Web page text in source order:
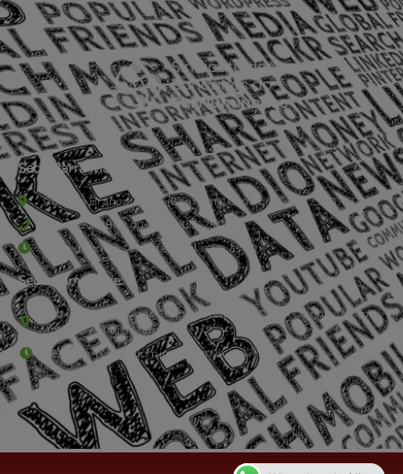
Sede Barra Mansa
Rua Rio Branco, nº107 (2º andar), Centro - Cep: 27.330-030
(24) 3323-2848 ou (24) 3323-2500
De segunda à sexta-feira , das 9h às 17h.
Sede Campestre:
Estrada Governador Chagas Freitas – 3.780 – Colônia Santo
Antônio – Barra Mansa
De terça-feira a domingo, das 9h às 17h